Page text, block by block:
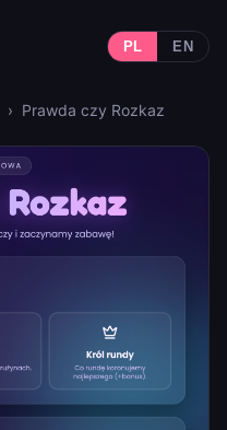
PL EN
› Prawda czy Rozkaz